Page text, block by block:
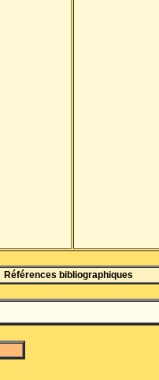
Références bibliographiques